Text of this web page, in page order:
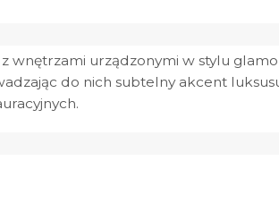
wnętrzami urządzonymi w stylu
do nich subtelny akcent